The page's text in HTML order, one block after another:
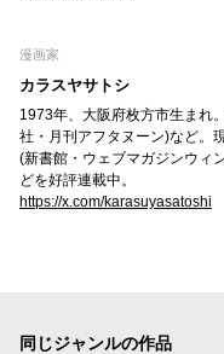
漫画家
カラスヤサトシ
1973年、大阪府枚方市生まれ
社・月刊アフタヌーン)など。
(新書館・ウェブマガジンウィ
どを好評連載中。
https://x.com/karasuyasatoshi
同じジャンルの作品